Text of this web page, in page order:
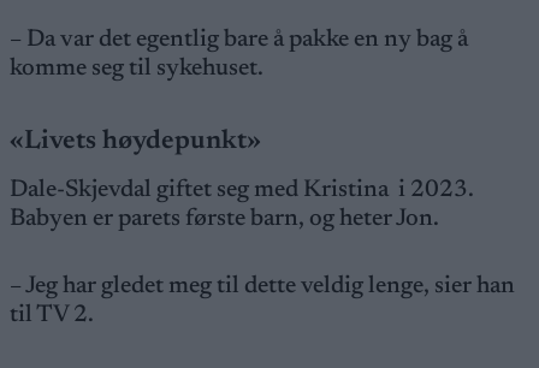
– Da var det egentlig bare å pakke en ny bag å
komme seg til sykehuset.
«Livets høydepunkt»
Dale-Skjevdal giftet seg med Kristina i 2023.
Babyen er parets første barn, og heter Jon.
– Jeg har gledet meg til dette veldig lenge, sier han
til TV 2.